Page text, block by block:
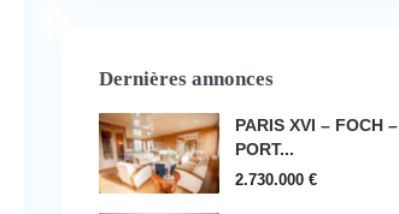
Dernières annonces
PARIS XVI – FOCH –
PORT...
2.730.000 €